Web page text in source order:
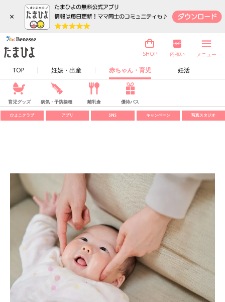
×
TOP 妊娠・出産 赤ちゃん・育児 妊活
SHOP 内祝い メニュー
育児グッズ 病気・予防接種 離乳食 優待パス
ひよこクラブ アプリ SNS キャンペーン 写真スタジオ